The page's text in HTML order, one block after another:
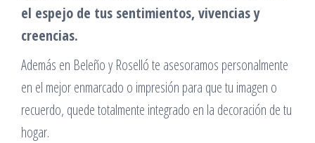
el espejo de tus sentimientos, vivencias y
creencias.
Además en Beleño y Roselló te asesoramos personalmente
en el mejor enmarcado o impresión para que tu imagen o
recuerdo, quede totalmente integrado en la decoración de tu
hogar.